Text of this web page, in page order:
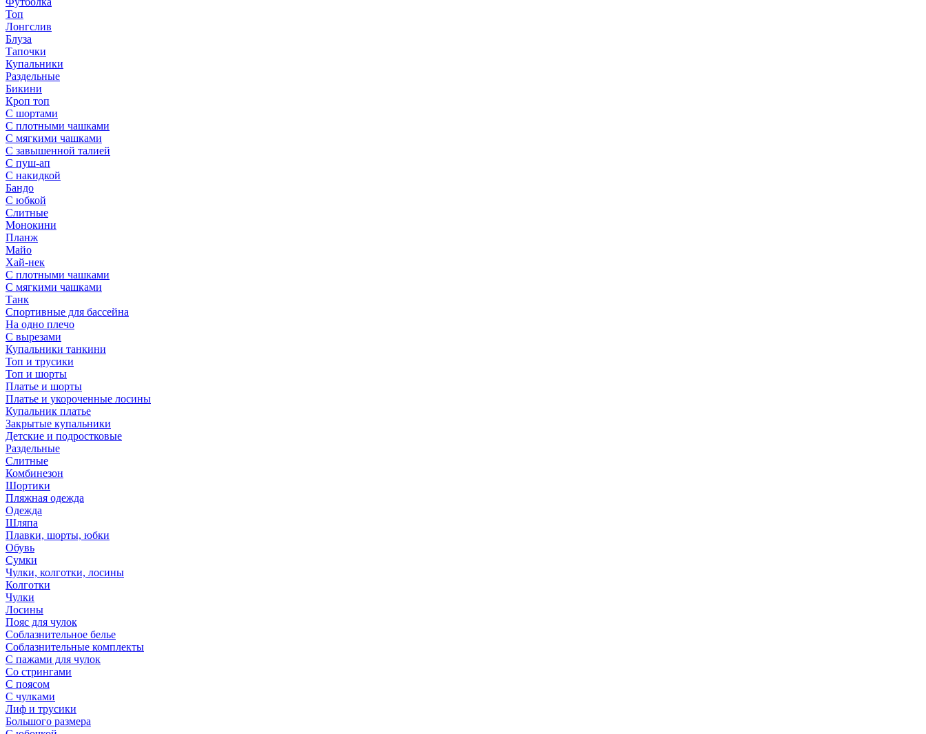
Топ
Лонгслив
Блуза
Тапочки
Купальники
Раздельные
Бикини
Кроп топ
С шортами
С плотными чашками
С мягкими чашками
С завышенной талией
С пуш-ап
С накидкой
Бандо
С юбкой
Слитные
Монокини
Планж
Майо
Хай-нек
С плотными чашками
С мягкими чашками
Танк
Спортивные для бассейна
На одно плечо
С вырезами
Купальники танкини
Топ и трусики
Топ и шорты
Платье и шорты
Платье и укороченные лосины
Купальник платье
Закрытые купальники
Детские и подростковые
Раздельные
Слитные
Комбинезон
Шортики
Пляжная одежда
Одежда
Шляпа
Плавки, шорты, юбки
Обувь
Сумки
Чулки, колготки, лосины
Колготки
Чулки
Лосины
Пояс для чулок
Соблазнительное белье
Соблазнительные комплекты
С пажами для чулок
Со стрингами
С поясом
С чулками
Лиф и трусики
Большого размера